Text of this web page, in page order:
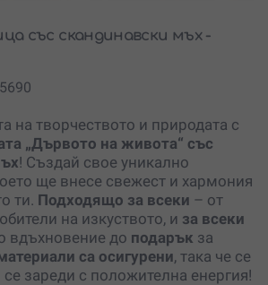
със скандинавски мъх -
на творчеството и природата с
„Дървото на живота“ със
! Създай свое уникално
ще внесе свежест и хармония
ти. Подходящо за всеки – от
на изкуството, и за всеки
вдъхновение до подарък за
са осигурени, така че се
се зареди с положителна енергия!